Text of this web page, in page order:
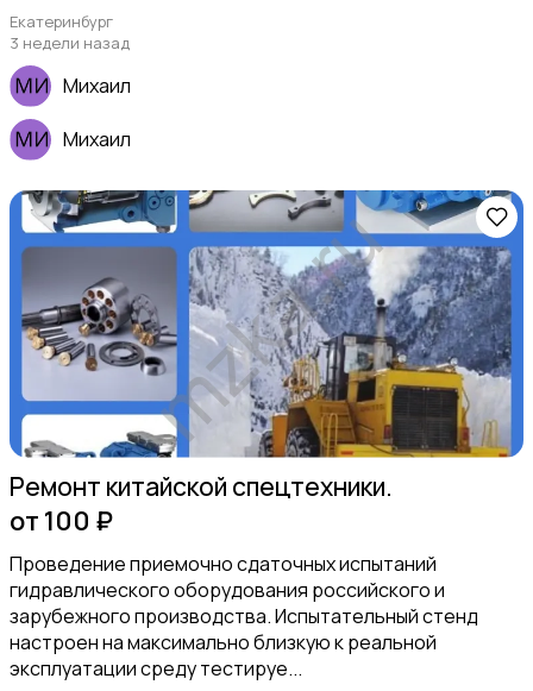
Уборка1
Автоуслуги
Ремонт техники
Екатеринбург
3 недели назад
Михаил
Михаил
Ремонт китайской спецтехники.
от 100 ₽
Проведение приемочно сдаточных испытаний
гидравлического оборудования российского и
зарубежного производства. Испытательный стенд
настроен на максимально близкую к реальной
эксплуатации среду тестируе...